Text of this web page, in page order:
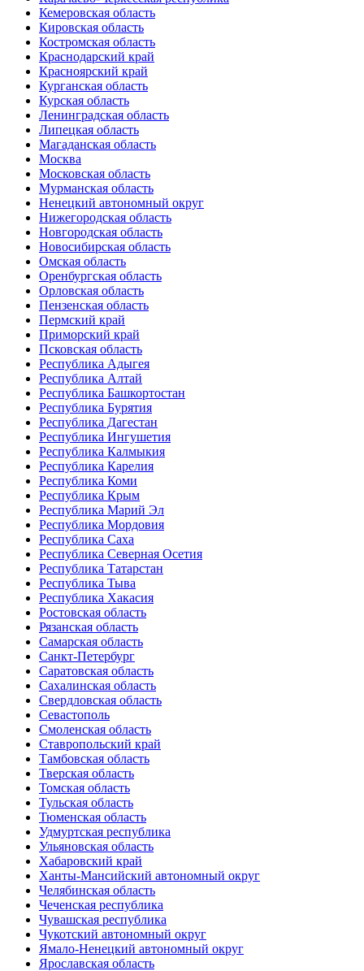
Кемеровская область
Кировская область
Костромская область
Краснодарский край
Красноярский край
Курганская область
Курская область
Ленинградская область
Липецкая область
Магаданская область
Москва
Московская область
Мурманская область
Ненецкий автономный округ
Нижегородская область
Новгородская область
Новосибирская область
Омская область
Оренбургская область
Орловская область
Пензенская область
Пермский край
Приморский край
Псковская область
Республика Адыгея
Республика Алтай
Республика Башкортостан
Республика Бурятия
Республика Дагестан
Республика Ингушетия
Республика Калмыкия
Республика Карелия
Республика Коми
Республика Крым
Республика Марий Эл
Республика Мордовия
Республика Саха
Республика Северная Осетия
Республика Татарстан
Республика Тыва
Республика Хакасия
Ростовская область
Рязанская область
Самарская область
Санкт-Петербург
Саратовская область
Сахалинская область
Свердловская область
Севастополь
Смоленская область
Ставропольский край
Тамбовская область
Тверская область
Томская область
Тульская область
Тюменская область
Удмуртская республика
Ульяновская область
Хабаровский край
Ханты-Мансийский автономный округ
Челябинская область
Чеченская республика
Чувашская республика
Чукотский автономный округ
Ямало-Ненецкий автономный округ
Ярославская область